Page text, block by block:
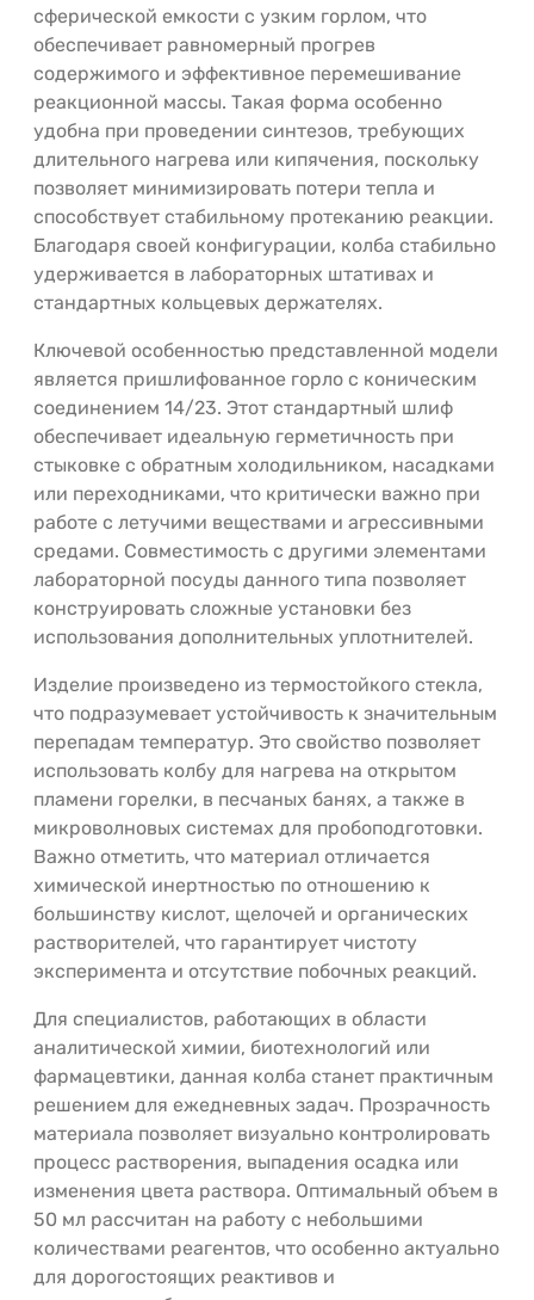
сферической емкости с узким горлом, что
обеспечивает равномерный прогрев
содержимого и эффективное перемешивание
реакционной массы. Такая форма особенно
удобна при проведении синтезов, требующих
длительного нагрева или кипячения, поскольку
позволяет минимизировать потери тепла и
способствует стабильному протеканию реакции.
Благодаря своей конфигурации, колба стабильно
удерживается в лабораторных штативах и
стандартных кольцевых держателях.
Ключевой особенностью представленной модели
является пришлифованное горло с коническим
соединением 14/23. Этот стандартный шлиф
обеспечивает идеальную герметичность при
стыковке с обратным холодильником, насадками
или переходниками, что критически важно при
работе с летучими веществами и агрессивными
средами. Совместимость с другими элементами
лабораторной посуды данного типа позволяет
конструировать сложные установки без
использования дополнительных уплотнителей.
Изделие произведено из термостойкого стекла,
что подразумевает устойчивость к значительным
перепадам температур. Это свойство позволяет
использовать колбу для нагрева на открытом
пламени горелки, в песчаных банях, а также в
микроволновых системах для пробоподготовки.
Важно отметить, что материал отличается
химической инертностью по отношению к
большинству кислот, щелочей и органических
растворителей, что гарантирует чистоту
эксперимента и отсутствие побочных реакций.
Для специалистов, работающих в области
аналитической химии, биотехнологий или
фармацевтики, данная колба станет практичным
решением для ежедневных задач. Прозрачность
материала позволяет визуально контролировать
процесс растворения, выпадения осадка или
изменения цвета раствора. Оптимальный объем в
50 мл рассчитан на работу с небольшими
количествами реагентов, что особенно актуально
для дорогостоящих реактивов и